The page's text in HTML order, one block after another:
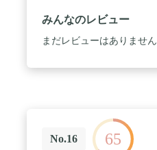
みんなのレビュー
まだレビューはありません
No.16 65